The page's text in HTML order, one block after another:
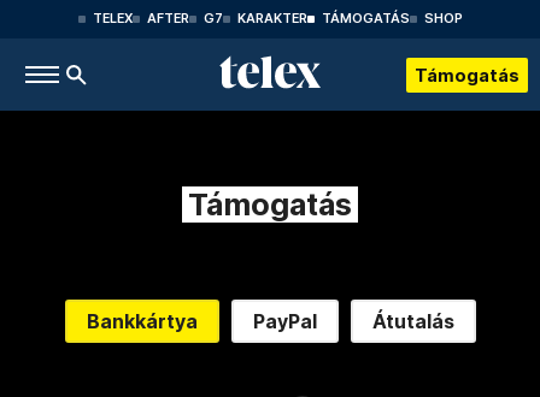
TELEX AFTER G7 KARAKTER TÁMOGATÁS SHOP
Támogatás
Támogatás
Bankkártya PayPal Átutalás